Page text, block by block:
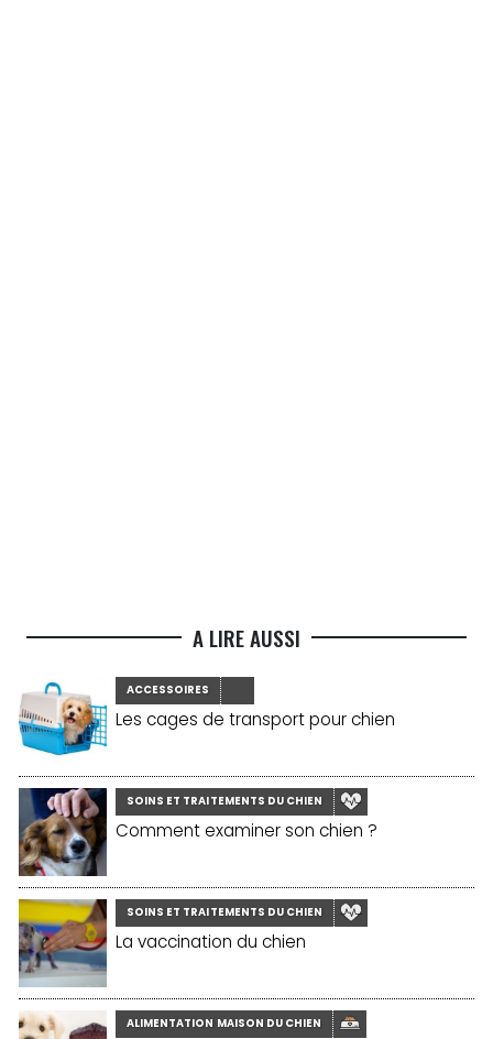
A LIRE AUSSI
ACCESSOIRES
Les cages de transport pour chien
SOINS ET TRAITEMENTS DU CHIEN
Comment examiner son chien ?
SOINS ET TRAITEMENTS DU CHIEN
La vaccination du chien
ALIMENTATION MAISON DU CHIEN